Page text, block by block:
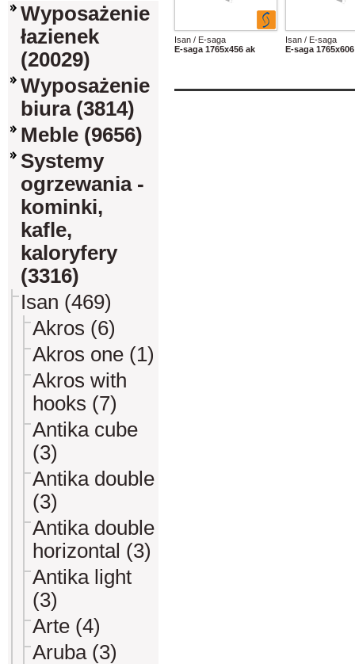
Wyposażenie
łazienek
(20029)
Wyposażenie
biura (3814)
Meble (9656)
Systemy
ogrzewania -
kominki,
kafle,
kaloryfery
(3316)
Isan (469)
Akros (6)
Akros one (1)
Akros with
hooks (7)
Antika cube
(3)
Antika double
(3)
Antika double
horizontal (3)
Antika light
(3)
Arte (4)
Aruba (3)
Isan / E-saga
E-saga 1765x456 ak
Isan / E-saga
E-saga